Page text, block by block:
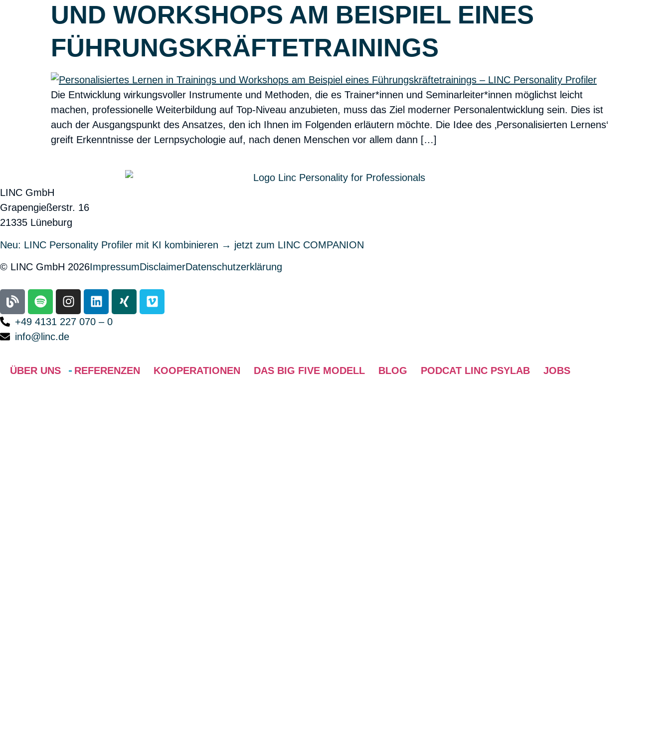
UND WORKSHOPS AM BEISPIEL EINES
FÜHRUNGSKRÄFTETRAININGS
Die Entwicklung wirkungsvoller Instrumente und Methoden, die es Trainer*innen und Seminarleiter*innen möglichst leicht
machen, professionelle Weiterbildung auf Top-Niveau anzubieten, muss das Ziel moderner Personalentwicklung sein. Dies ist
auch der Ausgangspunkt des Ansatzes, den ich Ihnen im Folgenden erläutern möchte. Die Idee des ‚Personalisierten Lernens‘
greift Erkenntnisse der Lernpsychologie auf, nach denen Menschen vor allem dann […]
LINC GmbH
Grapengießerstr. 16
21335 Lüneburg
Neu: LINC Personality Profiler mit KI kombinieren → jetzt zum LINC COMPANION
© LINC GmbH 2026ImpressumDisclaimerDatenschutzerklärung
+49 4131 227 070 – 0
info@linc.de
ÜBER UNS REFERENZEN KOOPERATIONEN DAS BIG FIVE MODELL BLOG PODCAT LINC PSYLAB JOBS